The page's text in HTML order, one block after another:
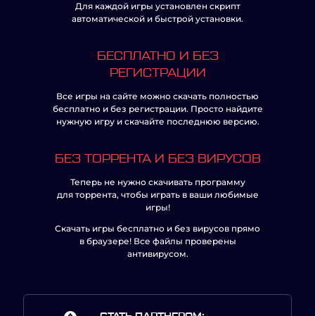
Для каждой игры установлен скрипт
автоматической и быстрой установки.
БЕСПЛАТНО И БЕЗ
РЕГИСТРАЦИИ
Все игры на сайте можно скачать полностью
бесплатно и без регистрации. Просто найдите
нужную игру и скачайте последнюю версию.
БЕЗ ТОРРЕНТА И БЕЗ ВИРУСОВ
Теперь не нужно скачивать программу
для торрента, чтобы играть в ваши любимые
игры!
Скачать игры бесплатно и без вирусов прямо
в браузере! Все файлы проверены
антивирусом.